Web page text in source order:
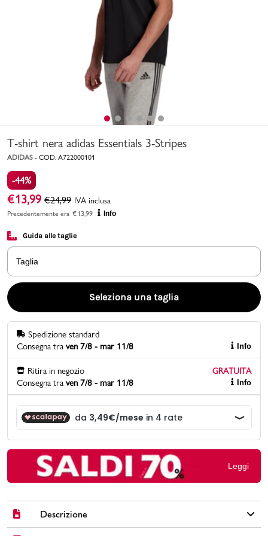
Bambino
Valigie
Marchi
Accedi | Registrati
Carrello
Promo & News
negozi
contatti
pcard
Gift card
T-shirt nera adidas Essentials 3-Stripes
ADIDAS - COD. A722000101
-44%
€13,99 €24,99 IVA inclusa
Precedentemente era €13,99 Info
Guida alle taglie
Taglia
Seleziona una taglia
Spedizione standard
Consegna tra ven 7/8 - mar 11/8 Info
Ritira in negozio
GRATUITA
Consegna tra ven 7/8 - mar 11/8 Info
Leggi
Descrizione